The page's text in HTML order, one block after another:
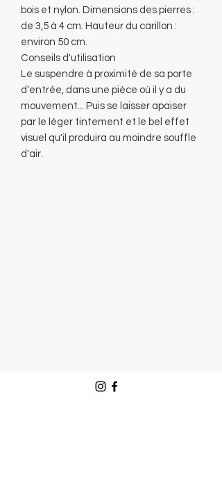
bois et nylon. Dimensions des pierres :
de 3,5 à 4 cm. Hauteur du carillon :
environ 50 cm.
Conseils d'utilisation
Le suspendre à proximité de sa porte
d'entrée, dans une pièce où il y a du
mouvement... Puis se laisser apaiser
par le léger tintement et le bel effet
visuel qu'il produira au moindre souffle
d'air.